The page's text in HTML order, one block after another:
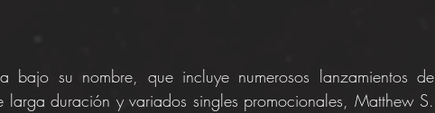
bajo su nombre, que incluye numerosos lanzamientos de
larga duración y variados singles promocionales, Matthew S.